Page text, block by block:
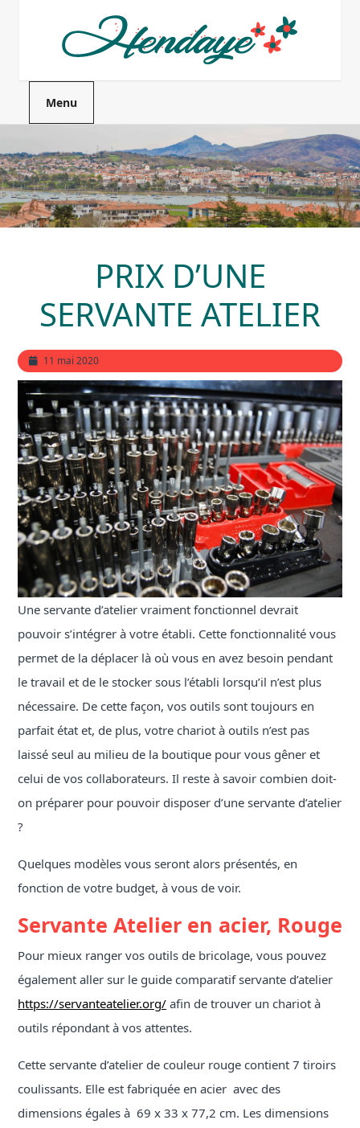
Menu
PRIX D’UNE
SERVANTE ATELIER
11 mai 2020
Une servante d’atelier vraiment fonctionnel devrait
pouvoir s’intégrer à votre établi. Cette fonctionnalité vous
permet de la déplacer là où vous en avez besoin pendant
le travail et de le stocker sous l’établi lorsqu’il n’est plus
nécessaire. De cette façon, vos outils sont toujours en
parfait état et, de plus, votre chariot à outils n’est pas
laissé seul au milieu de la boutique pour vous gêner et
celui de vos collaborateurs. Il reste à savoir combien doit-
on préparer pour pouvoir disposer d’une servante d’atelier
?
Quelques modèles vous seront alors présentés, en
fonction de votre budget, à vous de voir.
Servante Atelier en acier, Rouge
Pour mieux ranger vos outils de bricolage, vous pouvez
également aller sur le guide comparatif servante d’atelier
https://servanteatelier.org/ afin de trouver un chariot à
outils répondant à vos attentes.
Cette servante d’atelier de couleur rouge contient 7 tiroirs
coulissants. Elle est fabriquée en acier avec des
dimensions égales à 69 x 33 x 77,2 cm. Les dimensions